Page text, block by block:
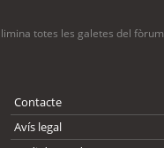
totes les galetes del fòrum
Contacte
Avís legal